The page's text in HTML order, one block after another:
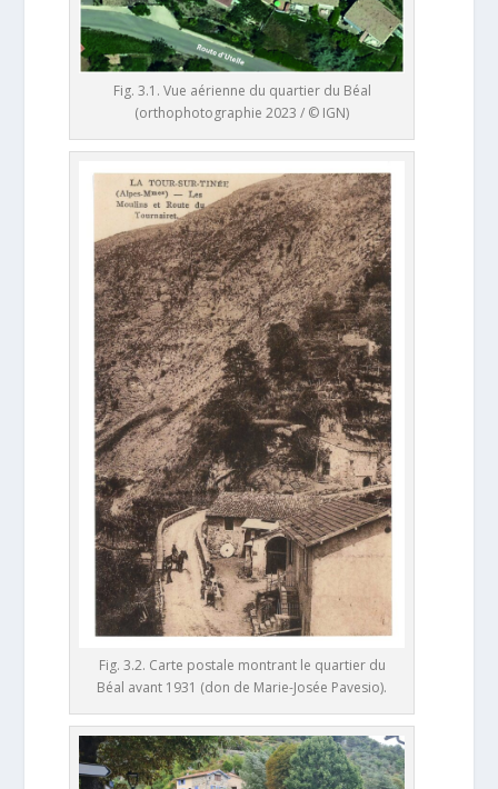
Fig. 3.1. Vue aérienne du quartier du Béal
(orthophotographie 2023 / © IGN)
Fig. 3.2. Carte postale montrant le quartier du
Béal avant 1931 (don de Marie-Josée Pavesio).